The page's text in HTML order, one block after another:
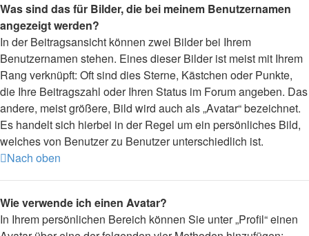
Was sind das für Bilder, die bei meinem Benutzernamen
angezeigt werden?
In der Beitragsansicht können zwei Bilder bei Ihrem
Benutzernamen stehen. Eines dieser Bilder ist meist mit Ihrem
Rang verknüpft: Oft sind dies Sterne, Kästchen oder Punkte,
die Ihre Beitragszahl oder Ihren Status im Forum angeben. Das
andere, meist größere, Bild wird auch als „Avatar“ bezeichnet.
Es handelt sich hierbei in der Regel um ein persönliches Bild,
welches von Benutzer zu Benutzer unterschiedlich ist.
Nach oben
Wie verwende ich einen Avatar?
In Ihrem persönlichen Bereich können Sie unter „Profil“ einen